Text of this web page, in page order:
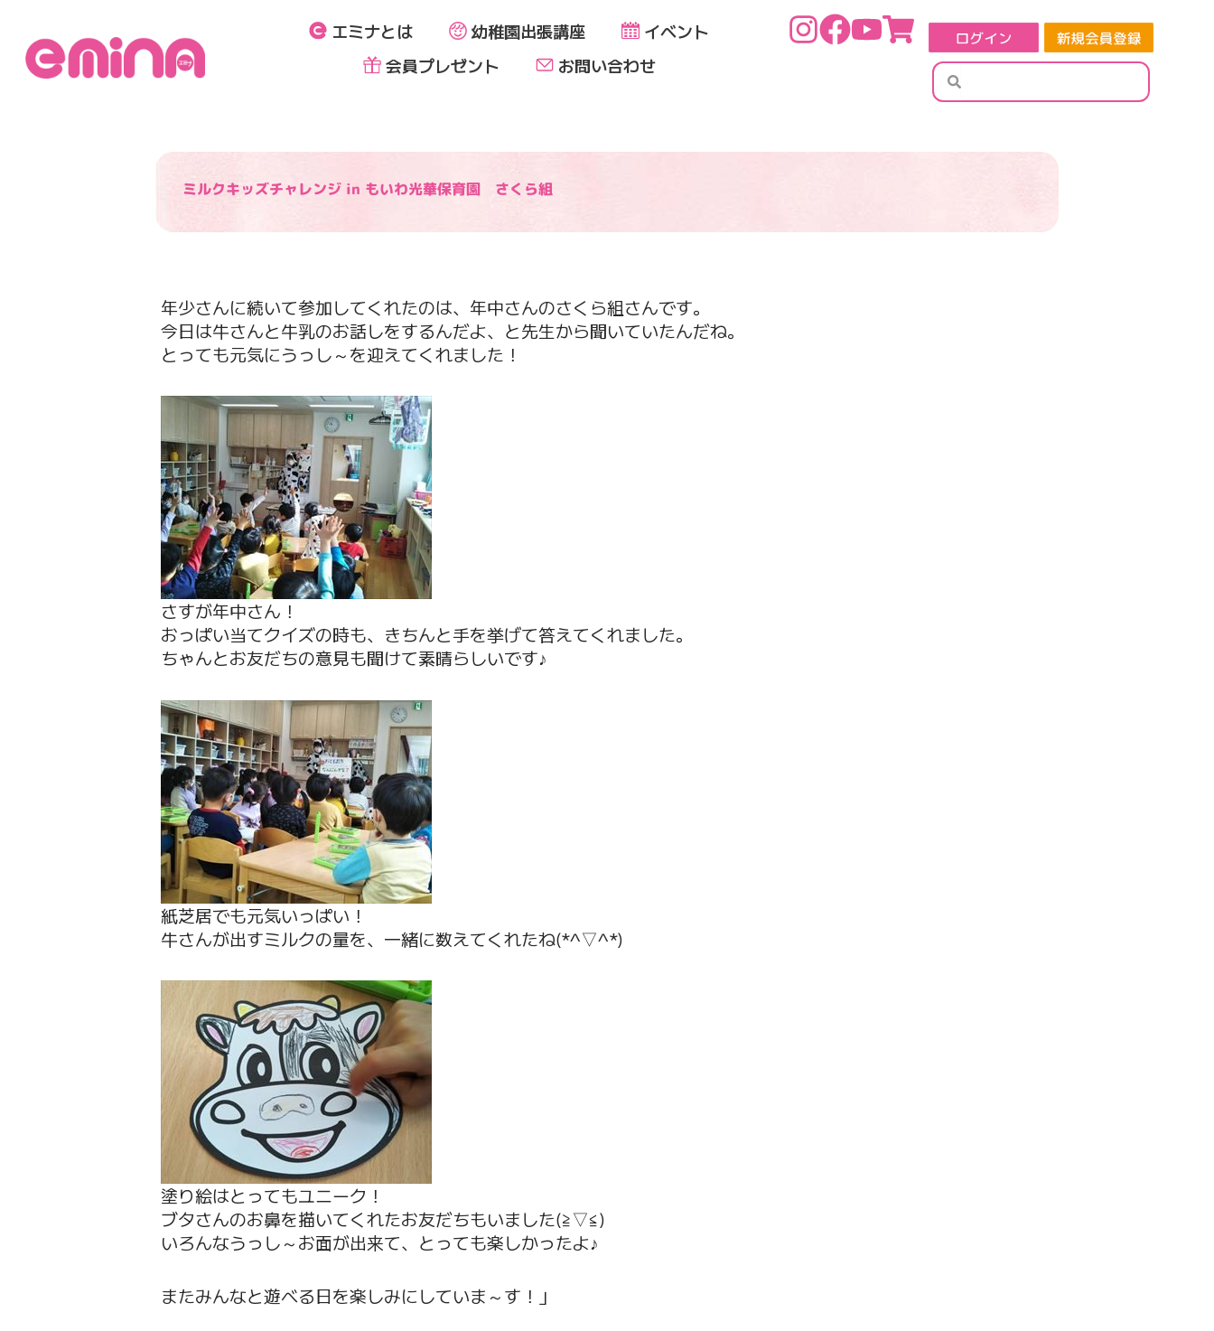
エミナとは 幼稚園出張講座
イベント
会員プレゼント
お問い合わせ
検
ミルクキッズチャレンジ in もいわ光華保育園 さくら組
年少さんに続いて参加してくれたのは、年中さんのさくら組さんです。
今日は牛さんと牛乳のお話しをするんだよ、と先生から聞いていたんだね。
とっても元気にうっし～を迎えてくれました！
さすが年中さん！
おっぱい当てクイズの時も、きちんと手を挙げて答えてくれました。
ちゃんとお友だちの意見も聞けて素晴らしいです♪
紙芝居でも元気いっぱい！
牛さんが出すミルクの量を、一緒に数えてくれたね(*^▽^*)
塗り絵はとってもユニーク！
ブタさんのお鼻を描いてくれたお友だちもいました(≧▽≦)
いろんなうっし～お面が出来て、とっても楽しかったよ♪
またみんなと遊べる日を楽しみにしていま～す！」